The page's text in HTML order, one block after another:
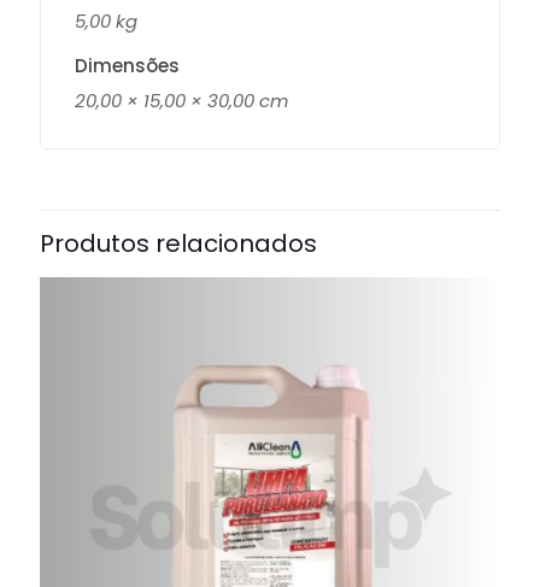
5,00 kg
Dimensões
20,00 × 15,00 × 30,00 cm
Produtos relacionados